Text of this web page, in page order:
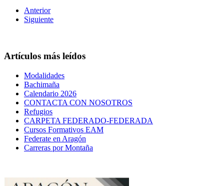
Anterior
Siguiente
Artículos más leídos
Modalidades
Bachimaña
Calendario 2026
CONTACTA CON NOSOTROS
Refugios
CARPETA FEDERADO-FEDERADA
Cursos Formativos EAM
Federate en Aragón
Carreras por Montaña